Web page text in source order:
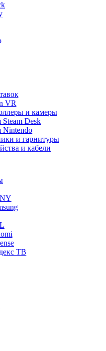
VR
и камеры
Steam Desk
Nintendo
и гарнитуры
и кабели
ТВ